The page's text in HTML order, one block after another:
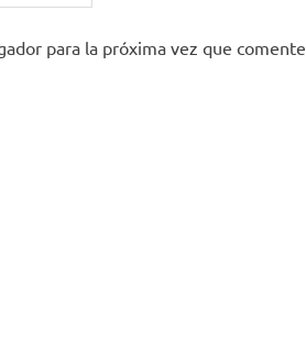
para la próxima vez que comente.